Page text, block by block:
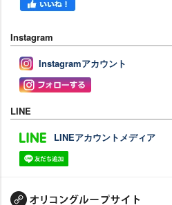
Instagram
Instagramアカウント
LINE
LINEアカウントメディア